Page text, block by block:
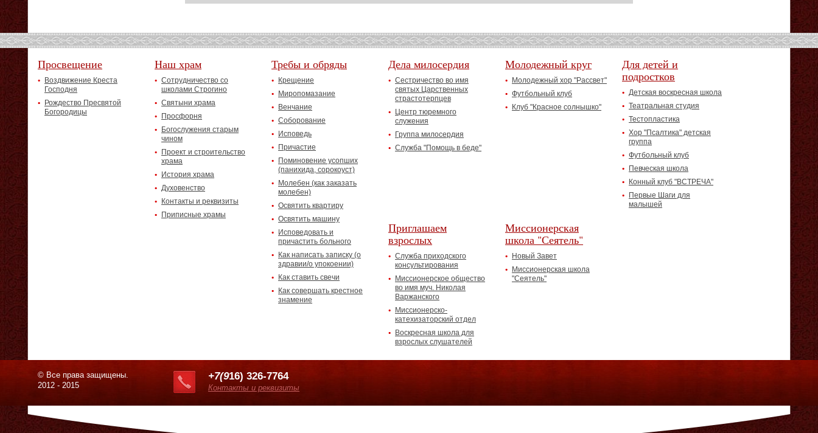
Просвещение
Воздвижение Креста
Господня
Рождество Пресвятой
Богородицы
Наш храм
Сотрудничество со
школами Строгино
Святыни храма
Просфорня
Богослужения старым
чином
Проект и строительство
храма
История храма
Духовенство
Контакты и реквизиты
Приписные храмы
Требы и обряды
Крещение
Миропомазание
Венчание
Соборование
Исповедь
Причастие
Поминовение усопших
(панихида, сорокоуст)
Молебен (как заказать
молебен)
Освятить квартиру
Освятить машину
Исповедовать и
причастить больного
Как написать записку (о
здравии/о упокоении)
Как ставить свечи
Как совершать крестное
знамение
Дела милосердия
Сестричество во имя
святых Царственных
страстотерпцев
Центр тюремного
служения
Группа милосердия
Служба "Помощь в беде"
Молодежный круг
Молодежный хор "Рассвет"
Футбольный клуб
Клуб "Красное солнышко"
Для детей и
подростков
Детская воскресная школа
Театральная студия
Тестопластика
Хор "Псалтика" детская
группа
Футбольный клуб
Певческая школа
Конный клуб "ВСТРЕЧА"
Первые Шаги для
малышей
Приглашаем
взрослых
Служба приходского
консультирования
Миссионерское общество
во имя муч. Николая
Варжанского
Миссионерско-
катехизаторский отдел
Воскресная школа для
взрослых слушателей
Миссионерская
школа "Сеятель"
Новый Завет
Миссионерская школа
"Сеятель"
© Все права защищены.
2012 - 2015
+7(916) 326-7764
Контакты и реквизиты